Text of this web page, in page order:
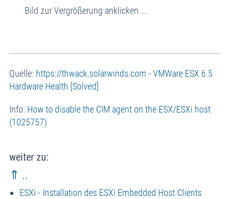
Bild zur Vergrößerung anklicken ...
Quelle: https://thwack.solarwinds.com - VMWare ESX 6.5
Hardware Health [Solved]
Info: How to disable the CIM agent on the ESX/ESXi host
(1025757)
weiter zu:
⇑ ..
ESXi - Installation des ESXi Embedded Host Clients